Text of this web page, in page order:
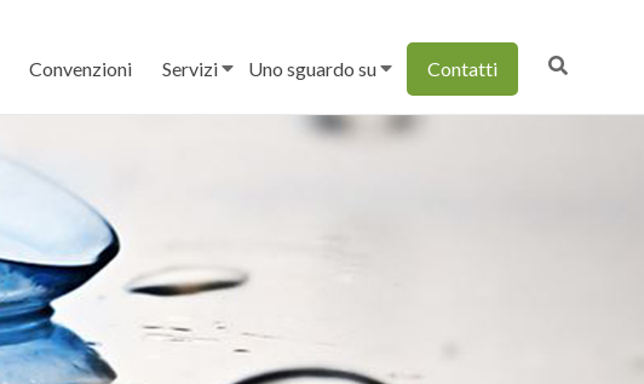
Convenzioni Servizi Uno sguardo su Contatti